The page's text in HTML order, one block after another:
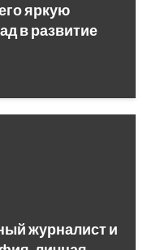
яркую
в развитие
журналист и